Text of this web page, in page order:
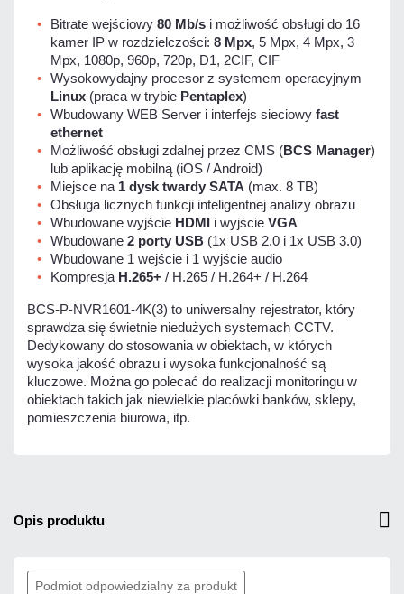
Bitrate wejściowy 80 Mb/s i możliwość obsługi do 16
kamer IP w rozdzielczości: 8 Mpx, 5 Mpx, 4 Mpx, 3
Mpx, 1080p, 960p, 720p, D1, 2CIF, CIF
Wysokowydajny procesor z systemem operacyjnym
Linux (praca w trybie Pentaplex)
Wbudowany WEB Server i interfejs sieciowy fast
ethernet
Możliwość obsługi zdalnej przez CMS (BCS Manager)
lub aplikację mobilną (iOS / Android)
Miejsce na 1 dysk twardy SATA (max. 8 TB)
Obsługa licznych funkcji inteligentnej analizy obrazu
Wbudowane wyjście HDMI i wyjście VGA
Wbudowane 2 porty USB (1x USB 2.0 i 1x USB 3.0)
Wbudowane 1 wejście i 1 wyjście audio
Kompresja H.265+ / H.265 / H.264+ / H.264
BCS-P-NVR1601-4K(3) to uniwersalny rejestrator, który
sprawdza się świetnie niedużych systemach CCTV.
Dedykowany do stosowania w obiektach, w których
wysoka jakość obrazu i wysoka funkcjonalność są
kluczowe. Można go polecać do realizacji monitoringu w
obiektach takich jak niewielkie placówki banków, sklepy,
pomieszczenia biurowa, itp.
opis produktu
Podmiot odpowiedzialny za produkt